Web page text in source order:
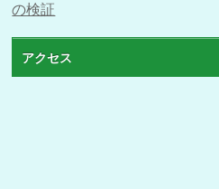
の検証
アクセス